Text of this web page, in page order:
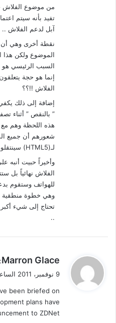
من موضوع الفلاش
تفيد بأنه سيتم
آبل لدعم الفلاش ..
نقطة أخرى وهي أن
الموضوع ولكن هذا
السبب الرئيسي هو
إنما هو حجة
الفلاش !!؟؟
إضافة إلى ذلك
” بالنقص ” أثناء
هذه اللحظة وهم
شعورهم أن جميع
لـ(HTML5) سينتقلون له بكل بساطة ..
وأخيراً حبيت أنبه
الفلاش نهائياً بل
للهواتف وستقوم
وهي خطوة منطقية
تحتاج إلى شيء
..
ي
ل
Marron Glace
:
9 نوفمبر، 2011 الساعة 2:29 م
been briefed on
plans have
to ZDNet